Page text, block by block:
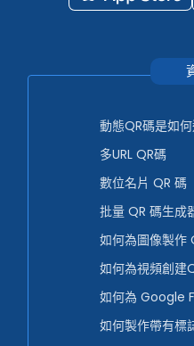
動態QR碼是如
多URL QR碼
數位名片 QR 碼
批量 QR 碼生成
如何為圖像製作
如何為視頻創建
如何為 Google
如何製作帶有標